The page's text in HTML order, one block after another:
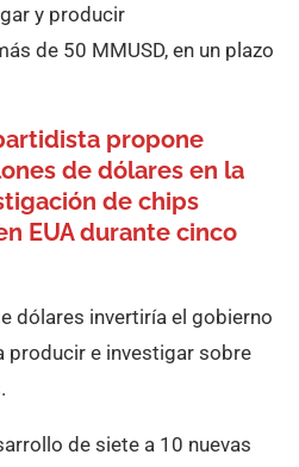
y producir
de 50 MMUSD, en un plazo
propone
de dólares en la
de chips
EUA durante cinco
dólares invertiría el gobierno
producir e investigar sobre
de siete a 10 nuevas